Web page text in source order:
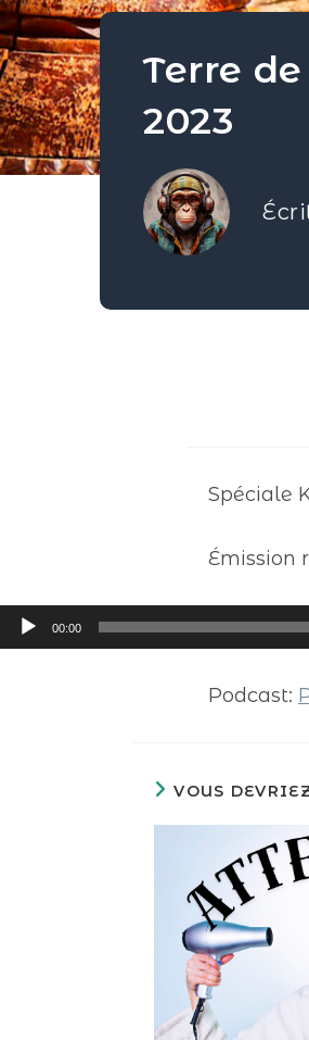
Terre
2023
Spéciale
Émission
Lecteur
audio
00:00
Podcast:
VOUS